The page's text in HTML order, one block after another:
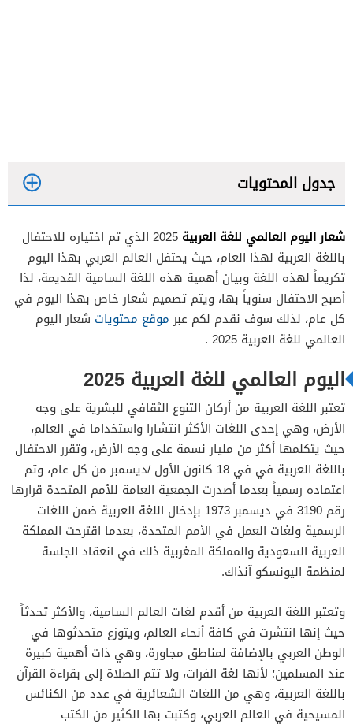
جدول المحتويات
شعار اليوم العالمي للغة العربية
2025 الذي تم اختياره للاحتفال
باللغة العربية لهذا العام، حيث يحتفل العالم العربي بهذا اليوم
تكريماً لهذه اللغة وبيان أهمية هذه اللغة السامية القديمة، لذا
أصبح الاحتفال سنوياً بها، ويتم تصميم شعار خاص بهذا اليوم في
كل عام، لذلك سوف نقدم لكم عبرموقع محتويات شعار اليوم
العالمي للغة العربية 2025 .
اليوم العالمي للغة العربية 2025
تعتبر اللغة العربية من أركان التنوع الثقافي للبشرية على وجه
الأرض، وهي إحدى اللغات الأكثر انتشارا واستخداما في العالم،
حيث يتكلمها أكثر من مليار نسمة على وجه الأرض، وتقرر الاحتفال
باللغة العربية في في 18 كانون الأول /ديسمبر من كل عام، وتم
اعتماده رسمياً بعدما أصدرت الجمعية العامة للأمم المتحدة قرارها
رقم 3190 في ديسمبر 1973 بإدخال اللغة العربية ضمن اللغات
الرسمية ولغات العمل في الأمم المتحدة، بعدما اقترحت المملكة
العربية السعودية والمملكة المغربية ذلك في انعقاد الجلسة
لمنظمة اليونسكو آنذاك.
وتعتبر اللغة العربية من أقدم لغات العالم السامية، والأكثر تحدثاً
حيث إنها انتشرت في كافة أنحاء العالم، ويتوزع متحدثوها في
الوطن العربي بالإضافة لمناطق مجاورة، وهي ذات أهمية كبيرة
عند المسلمين؛ لأنها لغة الفرات، ولا تتم الصلاة إلى بقراءة القرآن
باللغة العربية، وهي من اللغات الشعائرية في عدد من الكنائس
المسيحية في العالم العربي، وكتبت بها الكثير من الكتب